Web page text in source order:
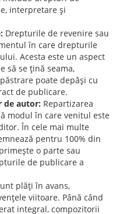
interpretare și
Drepturile de revenire sau
în care drepturile
Acesta este un aspect
să se țină seama,
poate depăși cu
de publicare.
de autor: Repartizarea
modul în care venitul este
În cele mai multe
pentru 100% din
o parte sau
de publicare a
plăți în avans,
viitoare. Până când
integral, compozitorii